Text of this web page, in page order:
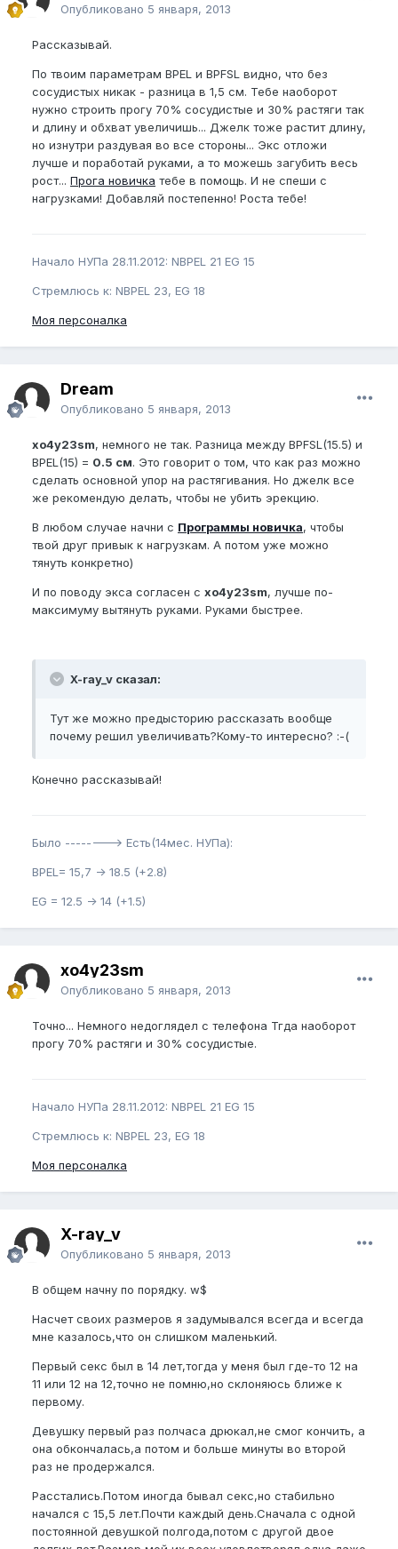
Опубликовано 5 января, 2013
Рассказывай.
По твоим параметрам BPEL и BPFSL видно, что без
сосудистых никак - разница в 1,5 см. Тебе наоборот
нужно строить прогу 70% сосудистые и 30% растяги так
и длину и обхват увеличишь... Джелк тоже растит длину,
но изнутри раздувая во все стороны... Экс отложи
лучше и поработай руками, а то можешь загубить весь
рост... Прога новичка тебе в помощь. И не спеши с
нагрузками! Добавляй постепенно! Роста тебе!
Начало НУПа 28.11.2012: NBPEL 21 EG 15
Стремлюсь к: NBPEL 23, EG 18
Моя персоналка
Dream
Опубликовано 5 января, 2013
xo4y23sm, немного не так. Разница между BPFSL(15.5) и
BPEL(15) = 0.5 см. Это говорит о том, что как раз можно
сделать основной упор на растягивания. Но джелк все
же рекомендую делать, чтобы не убить эрекцию.
В любом случае начни с Программы новичка, чтобы
твой друг привык к нагрузкам. А потом уже можно
тянуть конкретно)
И по поводу экса согласен с xo4y23sm, лучше по-
максимуму вытянуть руками. Руками быстрее.
X-ray_v сказал:
Тут же можно предысторию рассказать вообще
почему решил увеличивать?Кому-то интересно? :-(
Конечно рассказывай!
Было --------> Есть(14мес. НУПа):
BPEL= 15,7 -> 18.5 (+2.8)
EG = 12.5 -> 14 (+1.5)
xo4y23sm
Опубликовано 5 января, 2013
Точно... Немного недоглядел с телефона Тгда наоборот
прогу 70% растяги и 30% сосудистые.
Начало НУПа 28.11.2012: NBPEL 21 EG 15
Стремлюсь к: NBPEL 23, EG 18
Моя персоналка
X-ray_v
Опубликовано 5 января, 2013
В общем начну по порядку. w$
Насчет своих размеров я задумывался всегда и всегда
мне казалось,что он слишком маленький.
Первый секс был в 14 лет,тогда у меня был где-то 12 на
11 или 12 на 12,точно не помню,но склоняюсь ближе к
первому.
Девушку первый раз полчаса дрюкал,не смог кончить, а
она обкончалась,а потом и больше минуты во второй
раз не продержался.
Расстались.Потом иногда бывал секс,но стабильно
начался с 15,5 лет.Почти каждый день.Сначала с одной
постоянной девушкой полгода,потом с другой двое